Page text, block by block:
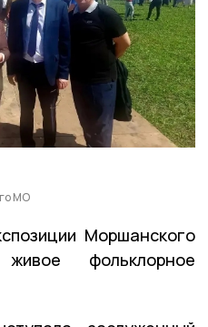
МО
Моршанского
фольклорное